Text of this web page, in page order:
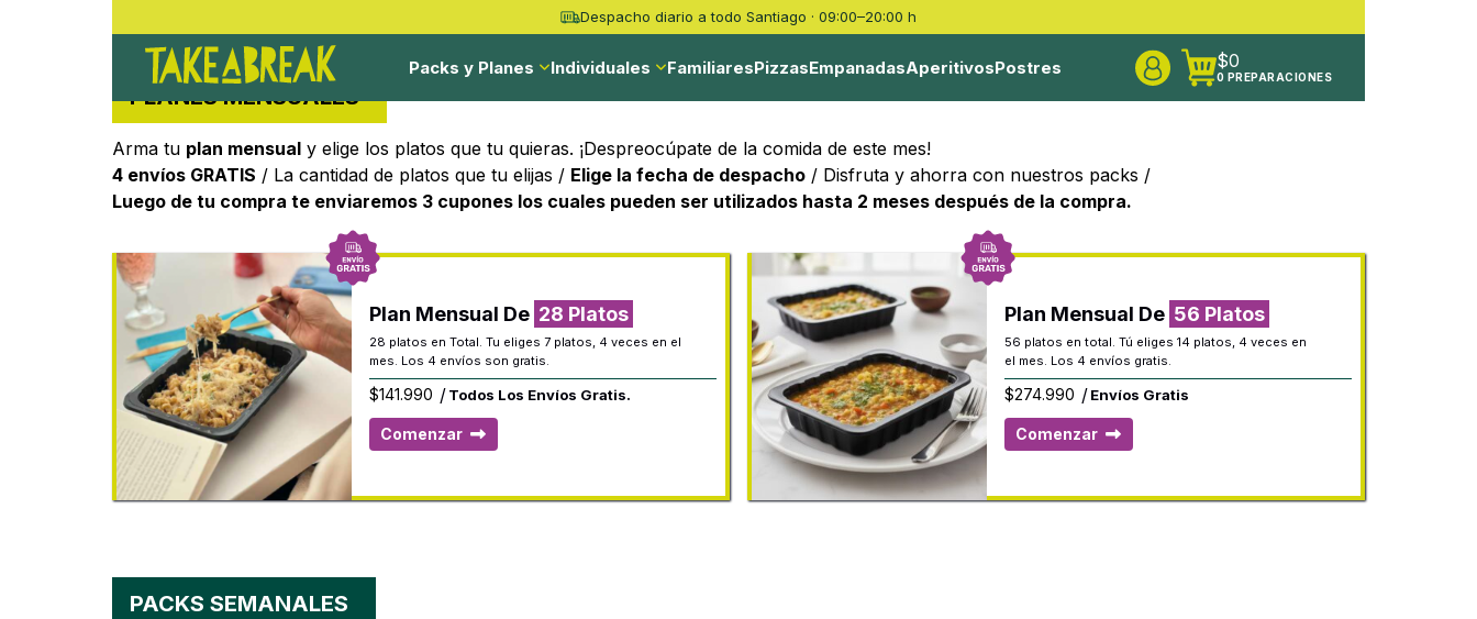
Despacho diario a todo Santiago · 09:00–20:00 h
Packs y Planes Individuales FamiliaresPizzasEmpanadasAperitivosPostres $0
0 PREPARACIONES
PLANES MENSUALES
Arma tu plan mensual y elige los platos que tu quieras. ¡Despreocúpate de la comida de este mes!
4 envíos GRATIS / La cantidad de platos que tu elijas / Elige la fecha de despacho / Disfruta y ahorra con nuestros packs /
Luego de tu compra te enviaremos 3 cupones los cuales pueden ser utilizados hasta 2 meses después de la compra.
Plan Mensual De 28 Platos
28 platos en Total. Tu eliges 7 platos, 4 veces en el
mes. Los 4 envíos son gratis.
$141.990 / Todos Los Envíos Gratis.
Comenzar
Plan Mensual De 56 Platos
56 platos en total. Tú eliges 14 platos, 4 veces en
el mes. Los 4 envíos gratis.
$274.990 / Envíos Gratis
Comenzar
PACKS SEMANALES